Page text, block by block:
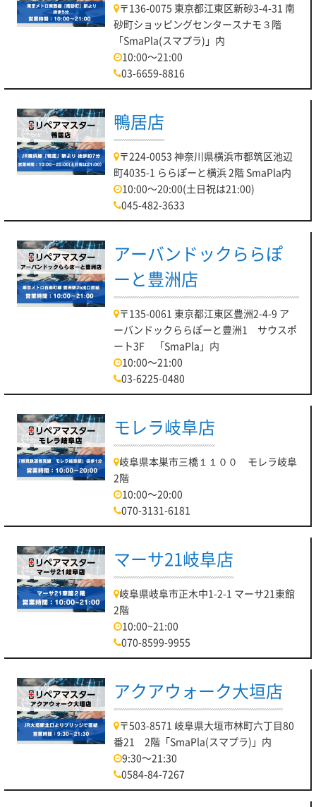
〒136-0075 東京都江東区新砂3-4-31 南
砂町ショッピングセンタースナモ３階
「SmaPla(スマプラ)」内
10:00～21:00
03-6659-8816
鴨居店
〒224-0053 神奈川県横浜市都筑区池辺
町4035-1 ららぽーと横浜 2階 SmaPla内
10:00～20:00(土日祝は21:00)
045-482-3633
アーバンドックららぽ
ーと豊洲店
〒135-0061 東京都江東区豊洲2-4-9 ア
ーバンドックららぽーと豊洲1 サウスポ
ート3F 「SmaPla」内
10:00～21:00
03-6225-0480
モレラ岐阜店
岐阜県本巣市三橋１１００ モレラ岐阜
2階
10:00～20:00
070-3131-6181
マーサ21岐阜店
岐阜県岐阜市正木中1-2-1 マーサ21東館
2階
10:00~21:00
070-8599-9955
アクアウォーク大垣店
〒503-8571 岐阜県大垣市林町六丁目80
番21 2階「SmaPla(スマプラ)」内
9:30～21:30
0584-84-7267